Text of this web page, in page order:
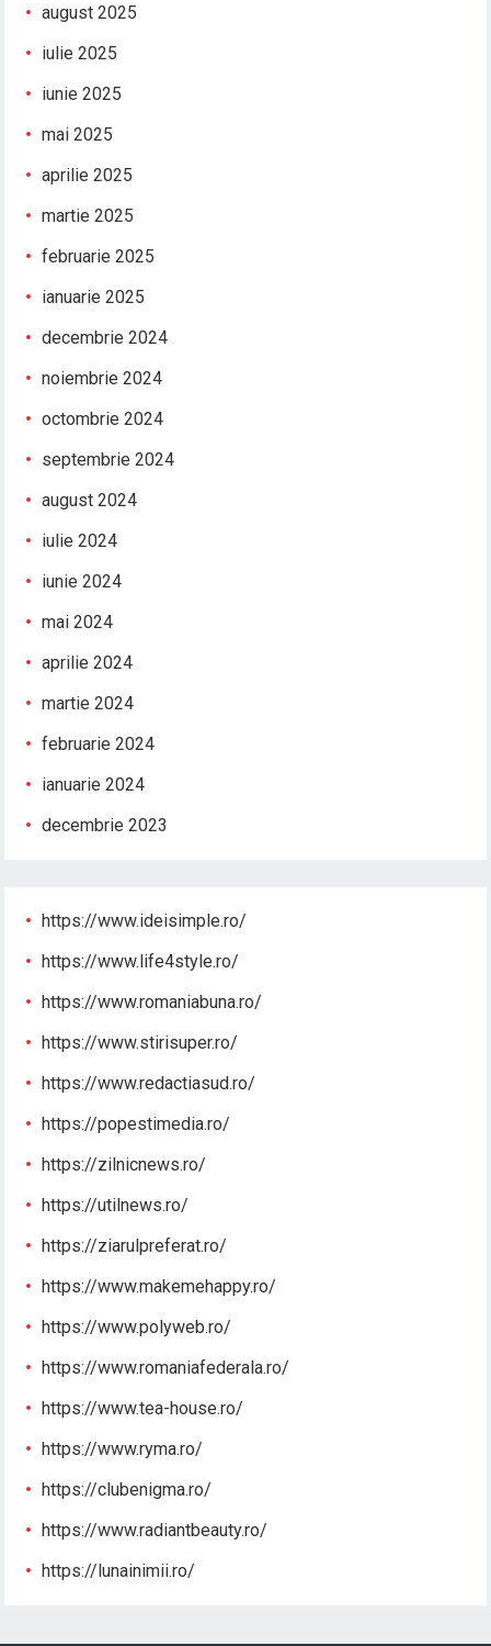
august 2025
iulie 2025
iunie 2025
mai 2025
aprilie 2025
martie 2025
februarie 2025
ianuarie 2025
decembrie 2024
noiembrie 2024
octombrie 2024
septembrie 2024
august 2024
iulie 2024
iunie 2024
mai 2024
aprilie 2024
martie 2024
februarie 2024
ianuarie 2024
decembrie 2023
https://www.ideisimple.ro/
https://www.life4style.ro/
https://www.romaniabuna.ro/
https://www.stirisuper.ro/
https://www.redactiasud.ro/
https://popestimedia.ro/
https://zilnicnews.ro/
https://utilnews.ro/
https://ziarulpreferat.ro/
https://www.makemehappy.ro/
https://www.polyweb.ro/
https://www.romaniafederala.ro/
https://www.tea-house.ro/
https://www.ryma.ro/
https://clubenigma.ro/
https://www.radiantbeauty.ro/
https://lunainimii.ro/